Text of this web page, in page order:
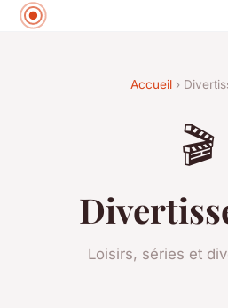
Accueil›
🎬
Loisirs, séries et